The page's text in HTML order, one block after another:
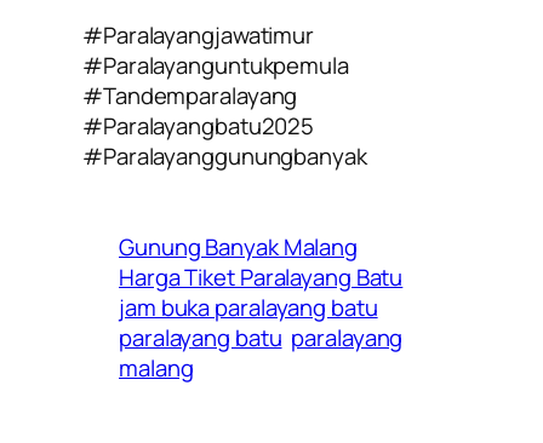
#Paralayangjawatimur
#Paralayanguntukpemula
#Tandemparalayang
#Paralayangbatu2025
#Paralayanggunungbanyak
Gunung Banyak Malang
Harga Tiket Paralayang Batu
jam buka paralayang batu
paralayang batu paralayang
malang